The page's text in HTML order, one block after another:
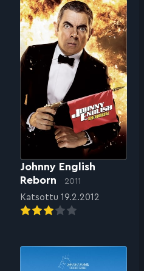
Johnny English
Reborn
2011
Katsottu 19.2.2012